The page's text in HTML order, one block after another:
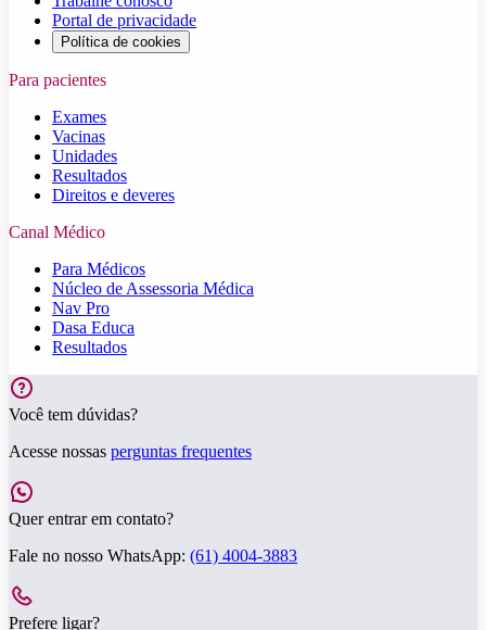
Portal de privacidade
Política de cookies
Para pacientes
Exames
Vacinas
Unidades
Resultados
Direitos e deveres
Canal Médico
Para Médicos
Núcleo de Assessoria Médica
Nav Pro
Dasa Educa
Resultados
Você tem dúvidas?
Acesse nossas perguntas frequentes
Quer entrar em contato?
Fale no nosso WhatsApp: (61) 4004-3883
Prefere ligar?